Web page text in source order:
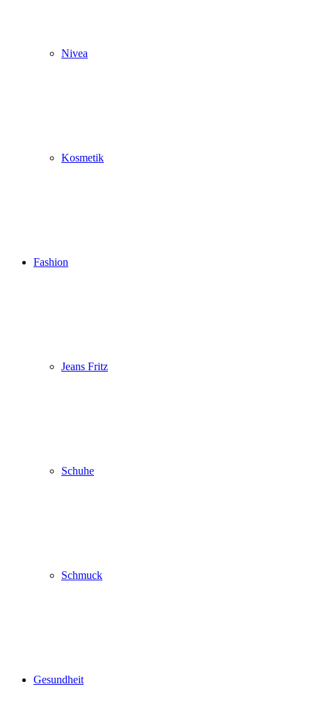
Nivea
Kosmetik
Fashion
Jeans Fritz
Schuhe
Schmuck
Gesundheit